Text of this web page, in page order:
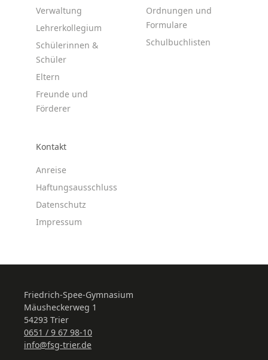
Verwaltung
Lehrerkollegium
Schülerinnen &
Schüler
Eltern
Freunde und
Förderer
Ordnungen und
Formulare
Schulbuchlisten
Kontakt
Anreise
Haftungsausschluss
Datenschutz
Impressum
Friedrich-Spee-Gymnasium
Mäusheckerweg 1
54293 Trier
0651 / 9 67 98-10
info@fsg-trier.de